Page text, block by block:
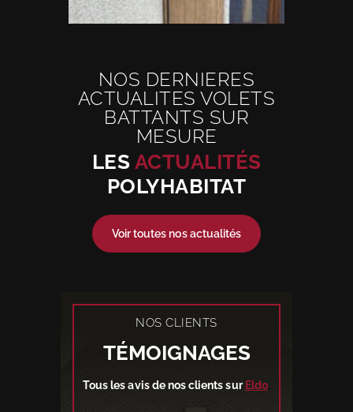
NOS DERNIERES
ACTUALITES VOLETS
BATTANTS SUR
MESURE
LES ACTUALITÉS
POLYHABITAT
Voir toutes nos actualités
NOS CLIENTS
TÉMOIGNAGES
Tous les avis de nos clients sur Eldo